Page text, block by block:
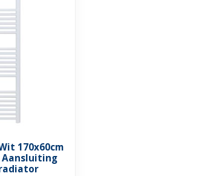
170x60cm
Aansluiting